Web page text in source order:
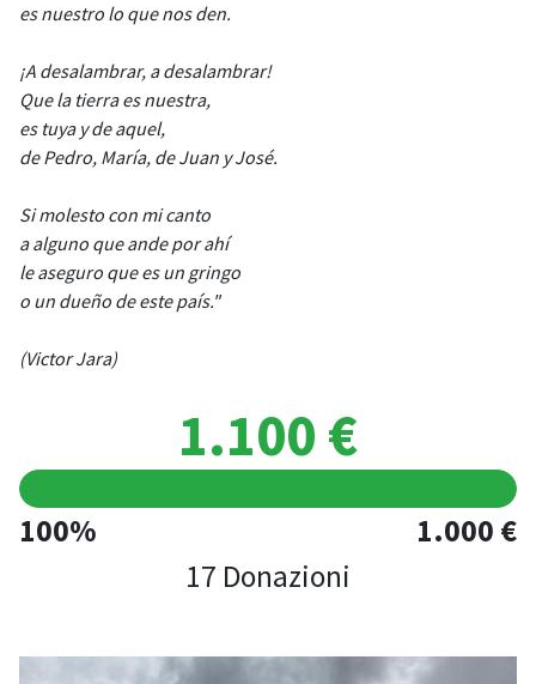
es nuestro lo que nos den.
¡A desalambrar, a desalambrar!
Que la tierra es nuestra,
es tuya y de aquel,
de Pedro, María, de Juan y José.
Si molesto con mi canto
a alguno que ande por ahí
le aseguro que es un gringo
o un dueño de este país."
(Victor Jara)
1.100 €
100%
1.000 €
17 Donazioni